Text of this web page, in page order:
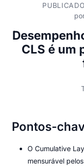
CLS é um
Pontos-
O Cumulative
mensurável